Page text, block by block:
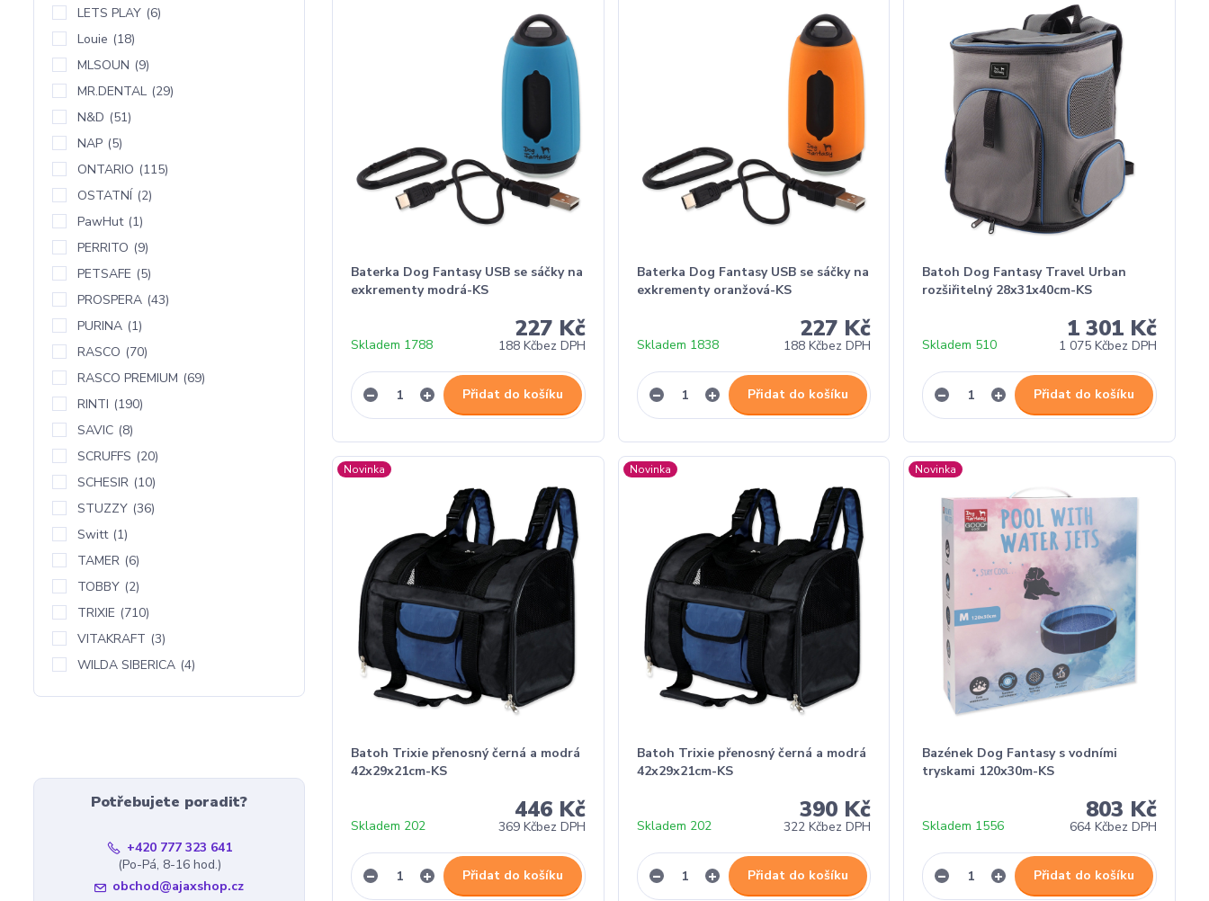
Baterka Dog Fantasy USB se sáčky na
exkrementy modrá-KS
227 Kč
188 Kčbez DPH
Skladem 1788
Přidat do košíku
Baterka Dog Fantasy USB se sáčky na
exkrementy oranžová-KS
227 Kč
188 Kčbez DPH
Skladem 1838
Přidat do košíku
Batoh Dog Fantasy Travel Urban
rozšiřitelný 28x31x40cm-KS
1 301 Kč
1 075 Kčbez DPH
Skladem 510
Přidat do košíku
Novinka
Batoh Trixie přenosný černá a modrá
42x29x21cm-KS
446 Kč
369 Kčbez DPH
Skladem 202
Přidat do košíku
Novinka
Batoh Trixie přenosný černá a modrá
42x29x21cm-KS
390 Kč
322 Kčbez DPH
Skladem 202
Přidat do košíku
Novinka
Bazének Dog Fantasy s vodními
tryskami 120x30m-KS
803 Kč
664 Kčbez DPH
Skladem 1556
Přidat do košíku
LETS PLAY (6)
Louie (18)
MLSOUN (9)
MR.DENTAL (29)
N&D (51)
NAP (5)
ONTARIO (115)
OSTATNÍ (2)
PawHut (1)
PERRITO (9)
PETSAFE (5)
PROSPERA (43)
PURINA (1)
RASCO (70)
RASCO PREMIUM (69)
RINTI (190)
SAVIC (8)
SCRUFFS (20)
SCHESIR (10)
STUZZY (36)
Switt (1)
TAMER (6)
TOBBY (2)
TRIXIE (710)
VITAKRAFT (3)
WILDA SIBERICA (4)
Potřebujete poradit?
+420 777 323 641
(Po-Pá, 8-16 hod.)
obchod@ajaxshop.cz